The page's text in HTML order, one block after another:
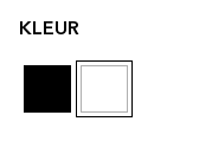
KLEUR